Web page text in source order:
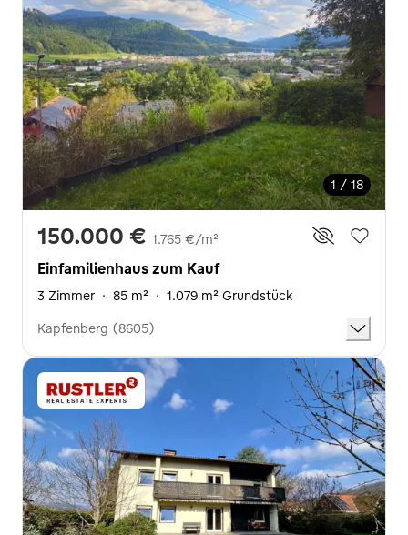
1 / 18
150.000 € 1.765 €/m²
Einfamilienhaus zum Kauf
3 Zimmer · 85 m² · 1.079 m² Grundstück
Kapfenberg (8605)